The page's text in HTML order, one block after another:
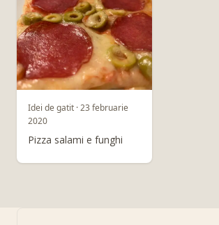
Idei de gatit · 23 februarie
2020
Pizza salami e funghi